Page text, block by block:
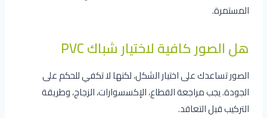
المستمرة.
هل الصور كافية لاختيار شباك PVC
الصور تساعدك على اختيار الشكل، لكنها لا تكفي للحكم على
الجودة. يجب مراجعة القطاع، الإكسسوارات، الزجاج، وطريقة
التركيب قبل التعاقد.